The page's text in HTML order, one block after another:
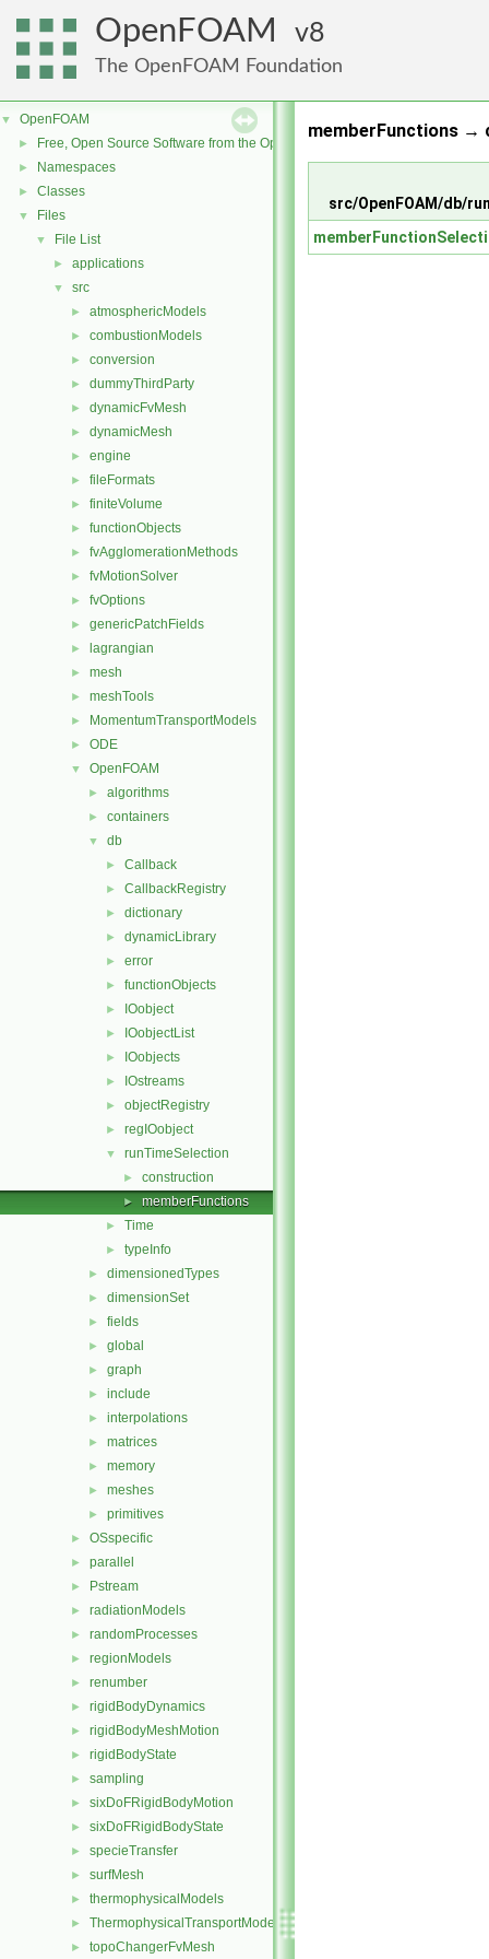
OpenFOAM 8
The OpenFOAM Foundation
▼ OpenFOAM
► Free, Open Source Software from the OpenFOAM Foundation
► Namespaces
► Classes
▼ Files
▼ File List
► applications
▼ src
► atmosphericModels
► combustionModels
► conversion
► dummyThirdParty
► dynamicFvMesh
► dynamicMesh
► engine
► fileFormats
► finiteVolume
► functionObjects
► fvAgglomerationMethods
► fvMotionSolver
► fvOptions
► genericPatchFields
► lagrangian
► mesh
► meshTools
► MomentumTransportModels
► ODE
▼ OpenFOAM
► algorithms
► containers
▼ db
► Callback
► CallbackRegistry
► dictionary
► dynamicLibrary
► error
► functionObjects
► IOobject
► IOobjectList
► IOobjects
► IOstreams
► objectRegistry
► regIOobject
▼ runTimeSelection
► construction
► memberFunctions
► Time
► typeInfo
► dimensionedTypes
► dimensionSet
► fields
► global
► graph
► include
► interpolations
► matrices
► memory
► meshes
► primitives
► OSspecific
► parallel
► Pstream
► radiationModels
► randomProcesses
► regionModels
► renumber
► rigidBodyDynamics
► rigidBodyMeshMotion
► rigidBodyState
► sampling
► sixDoFRigidBodyMotion
► sixDoFRigidBodyState
► specieTransfer
► surfMesh
► thermophysicalModels
► ThermophysicalTransportModels
► topoChangerFvMesh
memberFunctions →
src/OpenFOAM/db/